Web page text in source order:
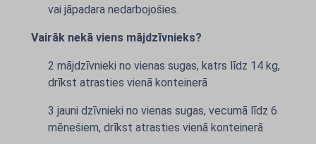
vai jāpadara nedarbojošies.
Vairāk nekā viens mājdzīvnieks?
2 mājdzīvnieki no vienas sugas, katrs līdz 14 kg,
drīkst atrasties vienā konteinerā
3 jauni dzīvnieki no vienas sugas, vecumā līdz 6
mēnešiem, drīkst atrasties vienā konteinerā